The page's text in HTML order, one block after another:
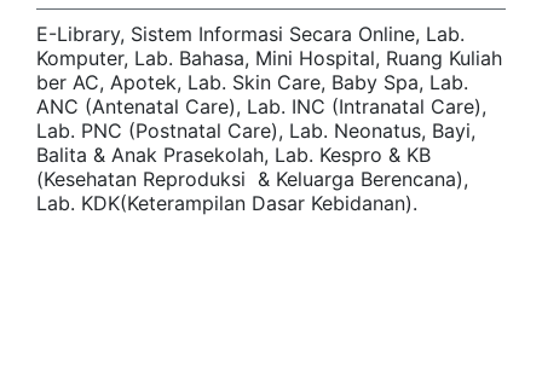
E-Library, Sistem Informasi Secara Online, Lab.
Komputer, Lab. Bahasa, Mini Hospital, Ruang Kuliah
ber AC, Apotek, Lab. Skin Care, Baby Spa, Lab.
ANC (Antenatal Care), Lab. INC (Intranatal Care),
Lab. PNC (Postnatal Care), Lab. Neonatus, Bayi,
Balita & Anak Prasekolah, Lab. Kespro & KB
(Kesehatan Reproduksi & Keluarga Berencana),
Lab. KDK(Keterampilan Dasar Kebidanan).